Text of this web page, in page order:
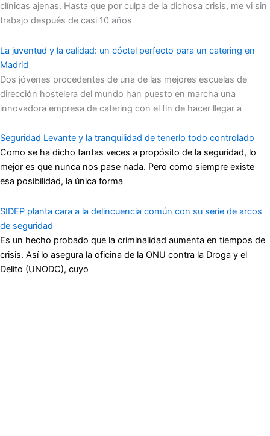
clínicas ajenas. Hasta que por culpa de la dichosa crisis, me vi sin
trabajo después de casi 10 años
La juventud y la calidad: un cóctel perfecto para un catering en
Madrid
Dos jóvenes procedentes de una de las mejores escuelas de
dirección hostelera del mundo han puesto en marcha una
innovadora empresa de catering con el fin de hacer llegar a
Seguridad Levante y la tranquilidad de tenerlo todo controlado
Como se ha dicho tantas veces a propósito de la seguridad, lo
mejor es que nunca nos pase nada. Pero como siempre existe
esa posibilidad, la única forma
SIDEP planta cara a la delincuencia común con su serie de arcos
de seguridad
Es un hecho probado que la criminalidad aumenta en tiempos de
crisis. Así lo asegura la oficina de la ONU contra la Droga y el
Delito (UNODC), cuyo